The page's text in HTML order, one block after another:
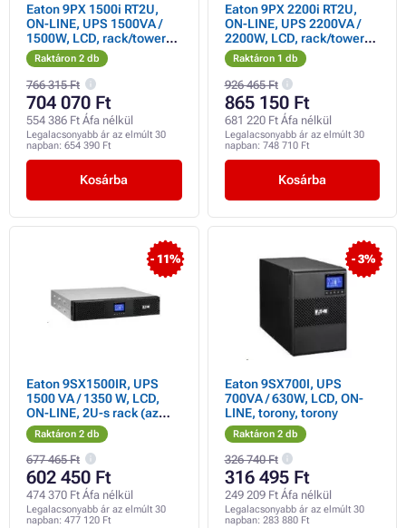
Eaton 9PX 1500i RT2U,
ON-LINE, UPS 1500VA /
1500W, LCD, rack/tower
(megvásárolható
9PXEBM48RT2U)
Raktáron 2 db
766 315 Ft
704 070 Ft
554 386 Ft Áfa nélkül
Legalacsonyabb ár az elmúlt 30
napban: 654 390 Ft
Kosárba
Eaton 9PX 2200i RT2U,
ON-LINE, UPS 2200VA /
2200W, LCD, rack/tower
(megvásárolható
9PXEBM72RT2U)
Raktáron 1 db
926 465 Ft
865 150 Ft
681 220 Ft Áfa nélkül
Legalacsonyabb ár az elmúlt 30
napban: 748 710 Ft
Kosárba
- 11%
Eaton 9SX1500IR, UPS
1500 VA / 1350 W, LCD,
ON-LINE, 2U-s rack (az
EBM 9SXEBM48R
kiegészítőként
megvásárolható)
Raktáron 2 db
677 465 Ft
602 450 Ft
474 370 Ft Áfa nélkül
Legalacsonyabb ár az elmúlt 30
napban: 477 120 Ft
- 3%
Eaton 9SX700I, UPS
700VA / 630W, LCD, ON-
LINE, torony, torony
Raktáron 2 db
326 740 Ft
316 495 Ft
249 209 Ft Áfa nélkül
Legalacsonyabb ár az elmúlt 30
napban: 283 880 Ft